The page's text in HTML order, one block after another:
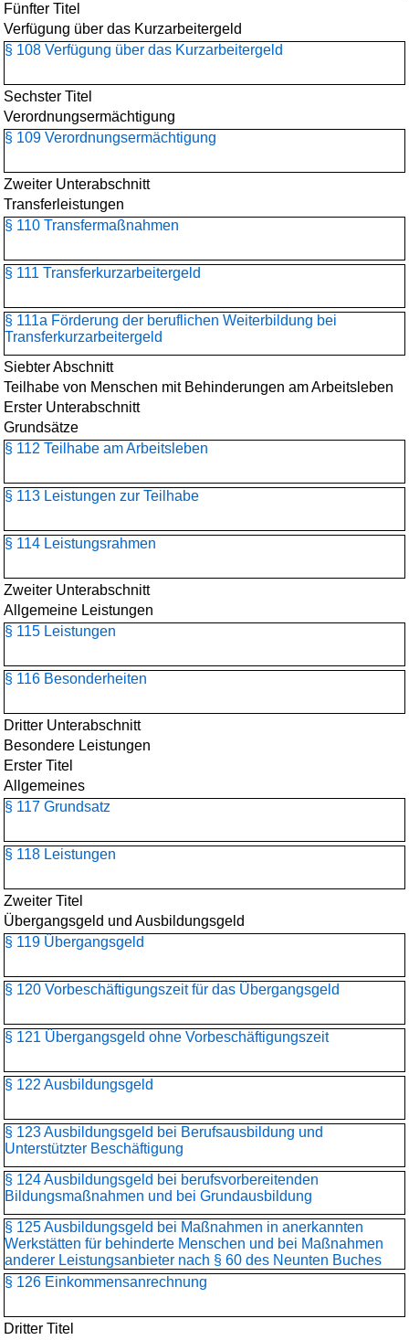
Fünfter Titel
Verfügung über das Kurzarbeitergeld
§ 108 Verfügung über das Kurzarbeitergeld
Sechster Titel
Verordnungsermächtigung
§ 109 Verordnungsermächtigung
Zweiter Unterabschnitt
Transferleistungen
§ 110 Transfermaßnahmen
§ 111 Transferkurzarbeitergeld
§ 111a Förderung der beruflichen Weiterbildung bei
Transferkurzarbeitergeld
Siebter Abschnitt
Teilhabe von Menschen mit Behinderungen am Arbeitsleben
Erster Unterabschnitt
Grundsätze
§ 112 Teilhabe am Arbeitsleben
§ 113 Leistungen zur Teilhabe
§ 114 Leistungsrahmen
Zweiter Unterabschnitt
Allgemeine Leistungen
§ 115 Leistungen
§ 116 Besonderheiten
Dritter Unterabschnitt
Besondere Leistungen
Erster Titel
Allgemeines
§ 117 Grundsatz
§ 118 Leistungen
Zweiter Titel
Übergangsgeld und Ausbildungsgeld
§ 119 Übergangsgeld
§ 120 Vorbeschäftigungszeit für das Übergangsgeld
§ 121 Übergangsgeld ohne Vorbeschäftigungszeit
§ 122 Ausbildungsgeld
§ 123 Ausbildungsgeld bei Berufsausbildung und
Unterstützter Beschäftigung
§ 124 Ausbildungsgeld bei berufsvorbereitenden
Bildungsmaßnahmen und bei Grundausbildung
§ 125 Ausbildungsgeld bei Maßnahmen in anerkannten
Werkstätten für behinderte Menschen und bei Maßnahmen
anderer Leistungsanbieter nach § 60 des Neunten Buches
§ 126 Einkommensanrechnung
Dritter Titel